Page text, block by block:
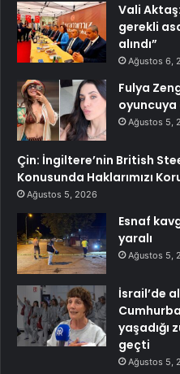
Vali
gerekli
alındı”
Ağustos 6,
Fulya
Ağustos 5,
Çin: İngiltere’nin British
Konusunda Haklarımızı
Ağustos 5, 2026
Esnaf
yaralı
Ağustos 5,
İsrail’de
yaşadığı
geçti
Ağustos 5,